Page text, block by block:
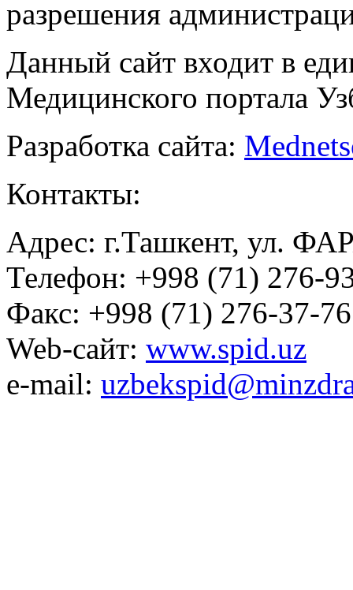
разрешения
Данный сайт входит в
Медицинского портала
Разработка сайта:
Контакты:
Адрес: г.Ташкент, ул.
Телефон: +998 (71) 276-
Факс: +998 (71) 276-37-76
Web-сайт: www.spid.uz
e-mail: